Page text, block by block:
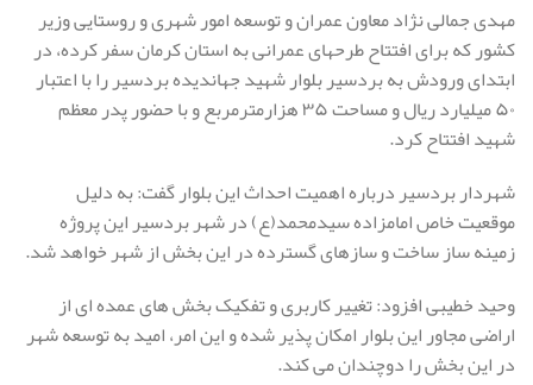
مهدی جمالی نژاد معاون عمران و توسعه امور شهری و روستایی وزیر
کشور که برای افتتاح طرحهای عمرانی به استان کرمان سفر کرده، در
ابتدای ورودش به بردسیر بلوار شهید جهاندیده بردسیر را با اعتبار
۵۰ میلیارد ریال و مساحت ۳۵ هزارمترمربع و با حضور پدر معظم
شهید افتتاح کرد.
شهردار بردسیر درباره اهمیت احداث این بلوار گفت: به دلیل
موقعیت خاص امامزاده سیدمحمد(ع) در شهر بردسیر این پروژه
زمینه ساز ساخت و سازهای گسترده در این بخش از شهر خواهد شد.
وحید خطیبی افزود: تغییر کاربری و تفکیک بخش های عمده ای از
اراضی مجاور این بلوار امکان پذیر شده و این امر، امید به توسعه شهر
در این بخش را دوچندان می کند.